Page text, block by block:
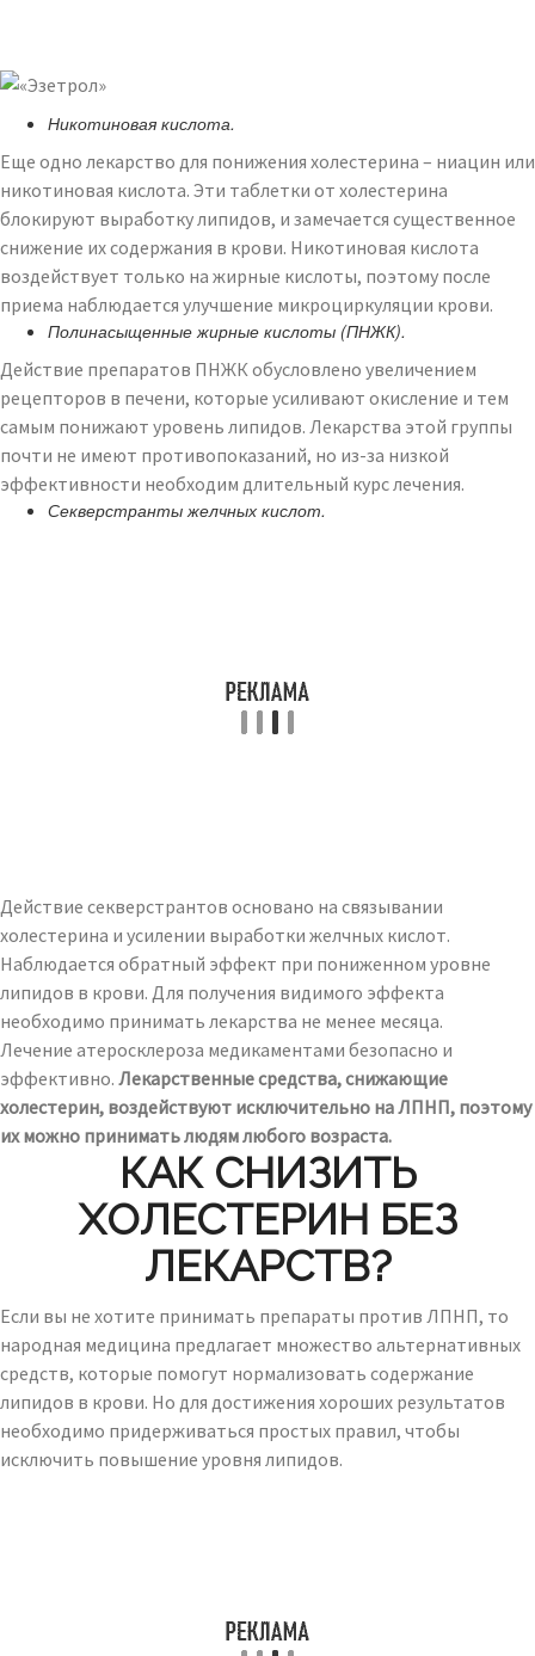
Никотиновая кислота.
Еще одно лекарство для понижения холестерина – ниацин или
никотиновая кислота. Эти таблетки от холестерина
блокируют выработку липидов, и замечается существенное
снижение их содержания в крови. Никотиновая кислота
воздействует только на жирные кислоты, поэтому после
приема наблюдается улучшение микроциркуляции крови.
Полинасыщенные жирные кислоты (ПНЖК).
Действие препаратов ПНЖК обусловлено увеличением
рецепторов в печени, которые усиливают окисление и тем
самым понижают уровень липидов. Лекарства этой группы
почти не имеют противопоказаний, но из-за низкой
эффективности необходим длительный курс лечения.
Секверстранты желчных кислот.
Действие секверстрантов основано на связывании
холестерина и усилении выработки желчных кислот.
Наблюдается обратный эффект при пониженном уровне
липидов в крови. Для получения видимого эффекта
необходимо принимать лекарства не менее месяца.
Лечение атеросклероза медикаментами безопасно и
эффективно. Лекарственные средства, снижающие
холестерин, воздействуют исключительно на ЛПНП, поэтому
их можно принимать людям любого возраста.
КАК СНИЗИТЬ
ХОЛЕСТЕРИН БЕЗ
ЛЕКАРСТВ?
Если вы не хотите принимать препараты против ЛПНП, то
народная медицина предлагает множество альтернативных
средств, которые помогут нормализовать содержание
липидов в крови. Но для достижения хороших результатов
необходимо придерживаться простых правил, чтобы
исключить повышение уровня липидов.